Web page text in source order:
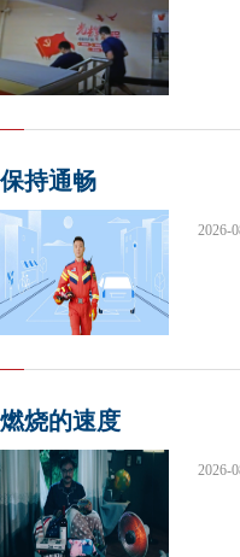
保持通畅
2026-
燃烧的速度
2026-